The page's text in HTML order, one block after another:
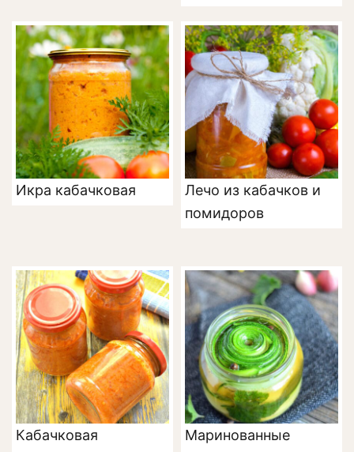
Икра кабачковая
Лечо из кабачков и
помидоров
Кабачковая
Маринованные